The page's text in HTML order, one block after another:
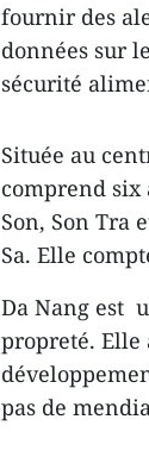
fournir des
données sur
sécurité
Située au
comprend six
Son, Son Tra
Sa. Elle
Da Nang est
propreté. Elle
pas de